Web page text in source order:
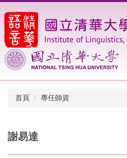
到
主
要
內
容
區
首頁 專任師資
謝易達